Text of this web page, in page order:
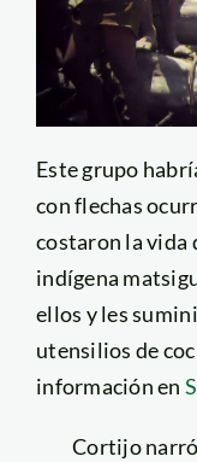
Este grupo
con flechas
costaron la vida
indígena
ellos y les
utensilios de
información en
Cortijo